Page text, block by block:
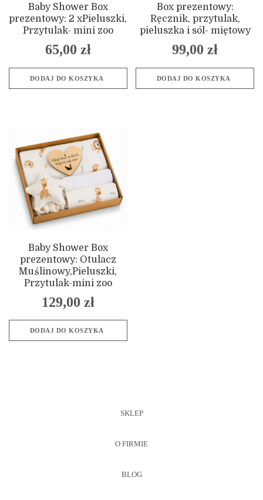
Baby Shower Box
prezentowy: 2 xPieluszki,
Przytulak- mini zoo
65,00 zł
DODAJ DO KOSZYKA
Box prezentowy:
Ręcznik, przytulak,
pieluszka i sól- miętowy
99,00 zł
DODAJ DO KOSZYKA
Baby Shower Box
prezentowy: Otulacz
Muślinowy,Pieluszki,
Przytulak-mini zoo
129,00 zł
DODAJ DO KOSZYKA
SKLEP
O FIRMIE
BLOG